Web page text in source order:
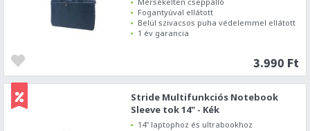
Fogantyúval ellátott
Belül szivacsos puha védelemmel ellátott
1 év garancia
3.990 Ft
Stride Multifunkciós Notebook
Sleeve tok 14" - Kék
14" laptophoz és ultrabookhoz